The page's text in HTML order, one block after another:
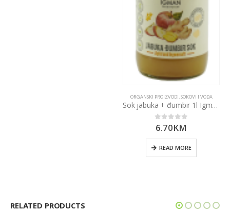
ORGANSKI PROIZVODI,SOKOVI I VODA
Sok jabuka + đumbir 1l Igman
0out of 5
6.70KM
READ MORE
RELATED PRODUCTS